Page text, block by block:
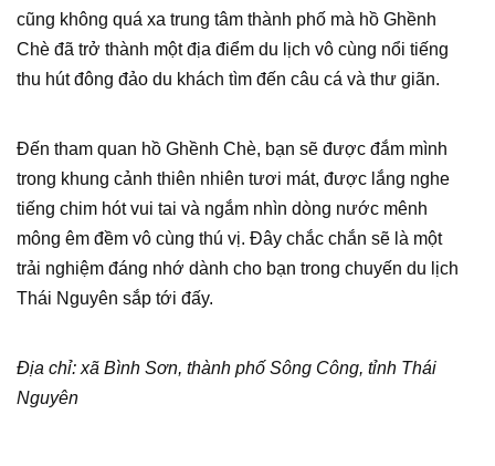
cũng không quá xa trung tâm thành phố mà hồ Ghềnh
Chè đã trở thành một địa điểm du lịch vô cùng nổi tiếng
thu hút đông đảo du khách tìm đến câu cá và thư giãn.
Đến tham quan hồ Ghềnh Chè, bạn sẽ được đắm mình
trong khung cảnh thiên nhiên tươi mát, được lắng nghe
tiếng chim hót vui tai và ngắm nhìn dòng nước mênh
mông êm đềm vô cùng thú vị. Đây chắc chắn sẽ là một
trải nghiệm đáng nhớ dành cho bạn trong chuyến du lịch
Thái Nguyên sắp tới đấy.
Địa chỉ: xã Bình Sơn, thành phố Sông Công, tỉnh Thái
Nguyên